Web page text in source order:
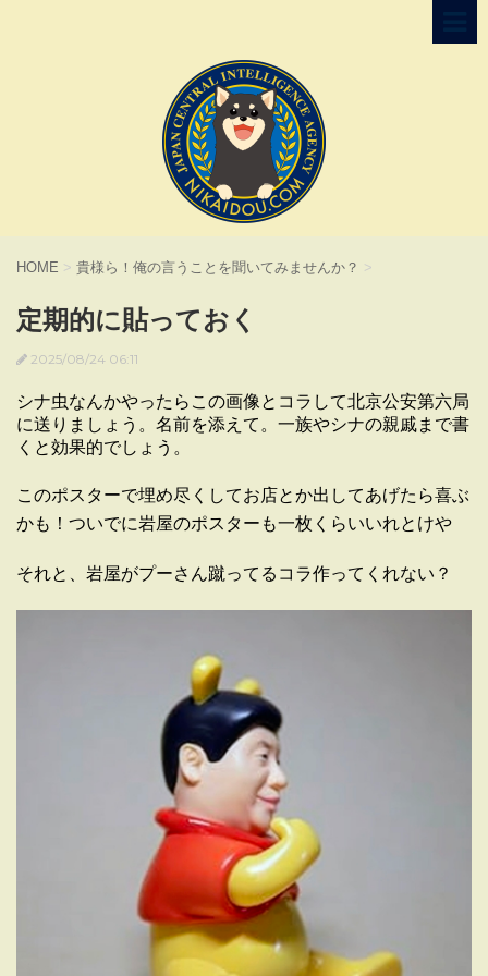
HOME > 貴様ら！俺の言うことを聞いてみませんか？ >
定期的に貼っておく
2025/08/24 06:11
シナ虫なんかやったらこの画像とコラして北京公安第六局
に送りましょう。名前を添えて。一族やシナの親戚まで書
くと効果的でしょう。
このポスターで埋め尽くしてお店とか出してあげたら喜ぶ
かも！ついでに岩屋のポスターも一枚くらいいれとけや
それと、岩屋がプーさん蹴ってるコラ作ってくれない？